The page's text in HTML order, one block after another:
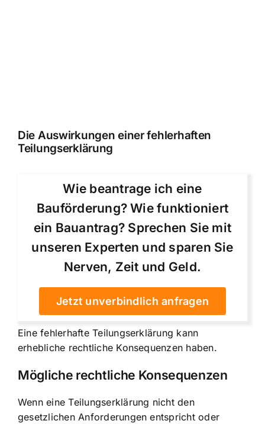
Die Auswirkungen einer fehlerhaften
Teilungserklärung
Wie beantrage ich eine
Bauförderung? Wie funktioniert
ein Bauantrag? Sprechen Sie mit
unseren Experten und sparen Sie
Nerven, Zeit und Geld.
Jetzt unverbindlich anfragen
Eine fehlerhafte Teilungserklärung kann
erhebliche rechtliche Konsequenzen haben.
Mögliche rechtliche Konsequenzen
Wenn eine Teilungserklärung nicht den
gesetzlichen Anforderungen entspricht oder